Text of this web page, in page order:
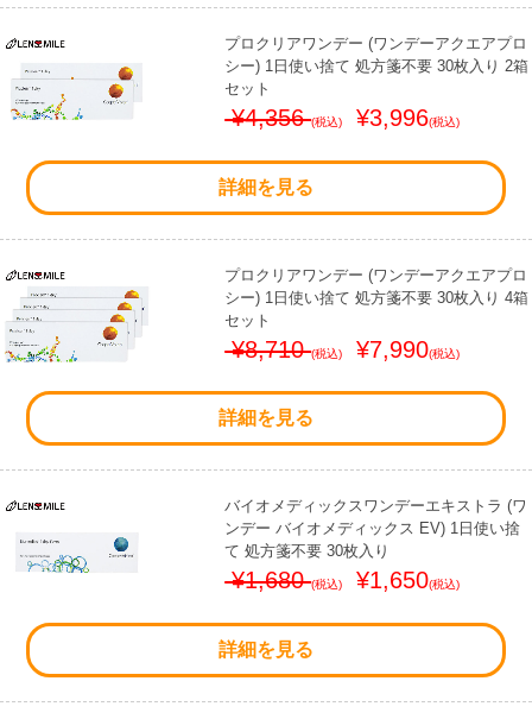
プロクリアワンデー (ワンデーアクエアプロ
シー) 1日使い捨て 処方箋不要 30枚入り 2箱
セット
¥4,356(税込) ¥3,996(税込)
詳細を見る
プロクリアワンデー (ワンデーアクエアプロ
シー) 1日使い捨て 処方箋不要 30枚入り 4箱
セット
¥8,710(税込) ¥7,990(税込)
詳細を見る
バイオメディックスワンデーエキストラ (ワ
ンデー バイオメディックス EV) 1日使い捨
て 処方箋不要 30枚入り
¥1,680(税込) ¥1,650(税込)
詳細を見る